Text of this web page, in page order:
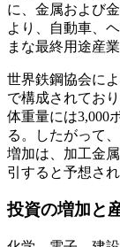
に、金属および
より、自動車、
まな最終用途産
世界鉄鋼協会に
で構成されてお
体重量には3,000
る。したがって
増加は、加工金
引すると予想され
投資の増加と